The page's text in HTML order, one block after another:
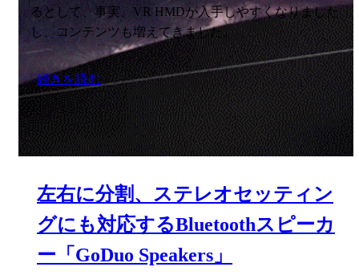
るとして、事実、VR HMDが入手しやすくなりました
し、コンテンツも増えてきました。
続きを読む
左右に分割、ステレオセッティン
グにも対応するBluetoothスピーカ
ー「GoDuo Speakers」